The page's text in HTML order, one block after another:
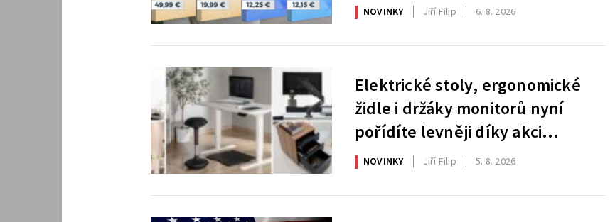
NOVINKY Jiří Filip 6. 8. 2026
Elektrické stoly, ergonomické
židle i držáky monitorů nyní
pořídíte levněji díky akci
AlzaErgo
NOVINKY Jiří Filip 5. 8. 2026